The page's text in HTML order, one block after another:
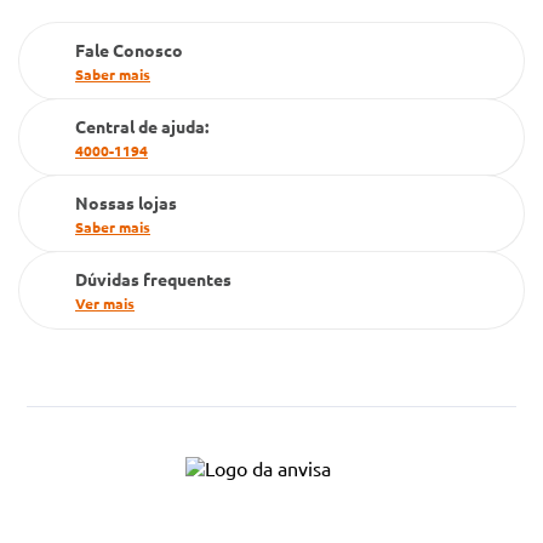
Cartão Grupo Conde
Televendas
Fale Conosco
Saber mais
Central de ajuda:
4000-1194
Nossas lojas
Saber mais
Dúvidas frequentes
Ver mais